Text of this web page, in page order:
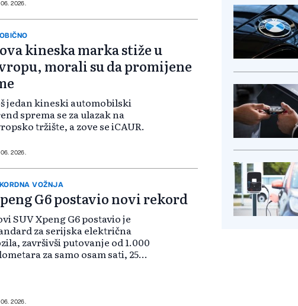
2026.
kineska marka stiže u
morali su da promijene
jedan kineski automobilski
sprema se za ulazak na
tržište, a zove se iCAUR.
2026.
VOŽNJA
G6 postavio novi rekord
SUV Xpeng G6 postavio je
za serijska električna
završivši putovanje od 1.000
za samo osam sati, 25
2026.